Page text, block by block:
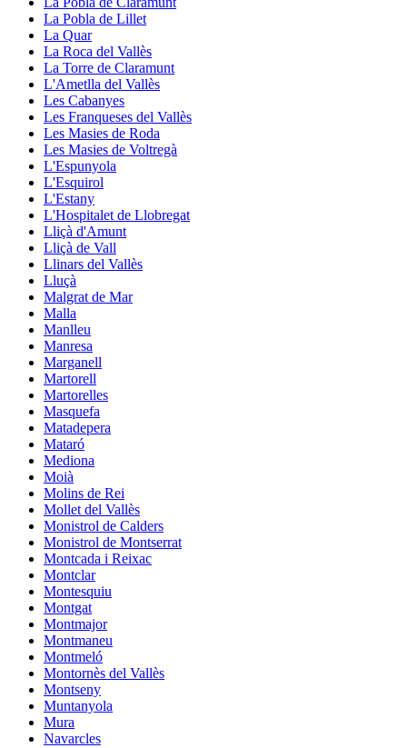
La Pobla de Lillet
La Quar
La Roca del Vallès
La Torre de Claramunt
L'Ametlla del Vallès
Les Cabanyes
Les Franqueses del Vallès
Les Masies de Roda
Les Masies de Voltregà
L'Espunyola
L'Esquirol
L'Estany
L'Hospitalet de Llobregat
Lliçà d'Amunt
Lliçà de Vall
Llinars del Vallès
Lluçà
Malgrat de Mar
Malla
Manlleu
Manresa
Marganell
Martorell
Martorelles
Masquefa
Matadepera
Mataró
Mediona
Moià
Molins de Rei
Mollet del Vallès
Monistrol de Calders
Monistrol de Montserrat
Montcada i Reixac
Montclar
Montesquiu
Montgat
Montmajor
Montmaneu
Montmeló
Montornès del Vallès
Montseny
Muntanyola
Mura
Navarcles